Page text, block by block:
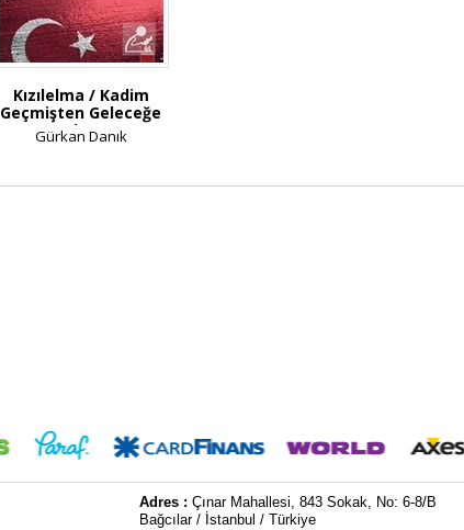
Kızılelma / Kadim
Geçmişten Geleceğe
Bir...
Gürkan Danık
Adres :Çınar Mahallesi, 843 Sokak, No: 6-8/B
Bağcılar / İstanbul / Türkiye